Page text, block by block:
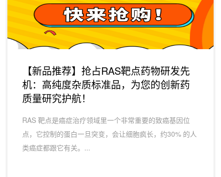
【新品推荐】抢占RAS靶点药物研发先
机：高纯度杂质标准品，为您的创新药
质量研究护航！
RAS 靶点‌是癌症治疗领域里一个非常重要的‌致癌基因位
点‌，它控制的蛋白一旦突变，会让细胞疯长，约‌30% 的人
类癌症‌都跟它有关。...